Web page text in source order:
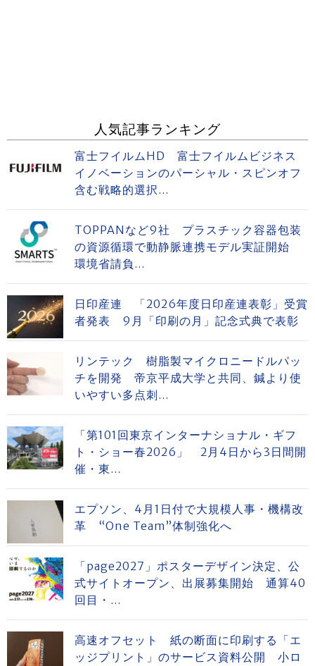
人気記事ランキング
富士フイルムHD 富士フイルムビジネス
イノベーションのパーシャル・スピンオフ
含む戦略的選択...
TOPPANなど9社 プラスチック容器包装
の資源循環で動静脈連携モデル実証開始
環境省請負...
日印産連 「2026年度日印産連表彰」受賞
者発表 9月「印刷の月」記念式典で表彰
リンテック 樹脂製マイクロニードルパッ
チを開発 帝京平成大学と共同、鍼より使
いやすい多点刺...
「第101回東京インターナショナル・ギフ
ト・ショー春2026」 2月4日から3日間開
催・東...
エプソン、4月1日付で大規模人事・機構改
革 “One Team”体制強化へ
「page2027」ポスターデザイン決定、公
式サイトオープン、出展募集開始 通算40
回目・...
高速オフセット 紙の断面に印刷する「エ
ッジプリント」のサービス資料公開 小ロ